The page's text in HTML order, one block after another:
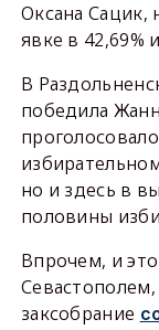
Оксана Сацик,
явке в 42,69%
В
победила
но и здесь в
половины
Впрочем, и
заксобрание